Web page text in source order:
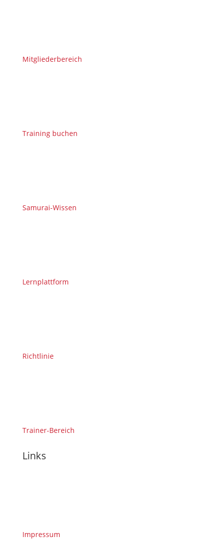
Mitgliederbereich
Training buchen
Samurai-Wissen
Lernplattform
Richtlinie
Trainer-Bereich
Links
Impressum